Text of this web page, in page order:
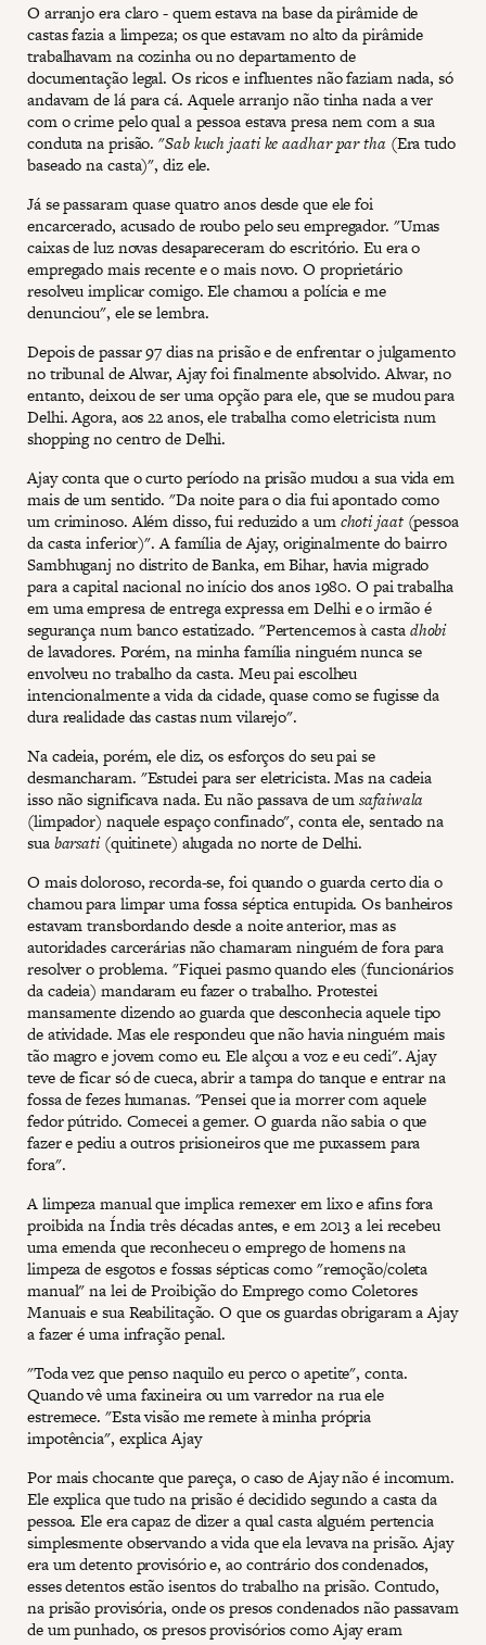
O arranjo era claro - quem estava na base da pirâmide de
castas fazia a limpeza; os que estavam no alto da pirâmide
trabalhavam na cozinha ou no departamento de
documentação legal. Os ricos e influentes não faziam nada, só
andavam de lá para cá. Aquele arranjo não tinha nada a ver
com o crime pelo qual a pessoa estava presa nem com a sua
conduta na prisão. "Sab kuch jaati ke aadhar par tha (Era tudo
baseado na casta)", diz ele.
Já se passaram quase quatro anos desde que ele foi
encarcerado, acusado de roubo pelo seu empregador. "Umas
caixas de luz novas desapareceram do escritório. Eu era o
empregado mais recente e o mais novo. O proprietário
resolveu implicar comigo. Ele chamou a polícia e me
denunciou", ele se lembra.
Depois de passar 97 dias na prisão e de enfrentar o julgamento
no tribunal de Alwar, Ajay foi finalmente absolvido. Alwar, no
entanto, deixou de ser uma opção para ele, que se mudou para
Delhi. Agora, aos 22 anos, ele trabalha como eletricista num
shopping no centro de Delhi.
Ajay conta que o curto período na prisão mudou a sua vida em
mais de um sentido. "Da noite para o dia fui apontado como
um criminoso. Além disso, fui reduzido a umchoti jaat(pessoa
da casta inferior)". A família de Ajay, originalmente do bairro
Sambhuganj no distrito de Banka, em Bihar, havia migrado
para a capital nacional no início dos anos 1980. O pai trabalha
em uma empresa de entrega expressa em Delhi e o irmão é
segurança num banco estatizado. "Pertencemos à castadhobi
de lavadores. Porém, na minha família ninguém nunca se
envolveu no trabalho da casta. Meu pai escolheu
intencionalmente a vida da cidade, quase como se fugisse da
dura realidade das castas num vilarejo".
Na cadeia, porém, ele diz, os esforços do seu pai se
desmancharam. "Estudei para ser eletricista. Mas na cadeia
isso não significava nada. Eu não passava de umsafaiwala
(limpador) naquele espaço confinado", conta ele, sentado na
suabarsati(quitinete) alugada no norte de Delhi.
O mais doloroso, recorda-se, foi quando o guarda certo dia o
chamou para limpar uma fossa séptica entupida. Os banheiros
estavam transbordando desde a noite anterior, mas as
autoridades carcerárias não chamaram ninguém de fora para
resolver o problema. "Fiquei pasmo quando eles (funcionários
da cadeia) mandaram eu fazer o trabalho. Protestei
mansamente dizendo ao guarda que desconhecia aquele tipo
de atividade. Mas ele respondeu que não havia ninguém mais
tão magro e jovem como eu. Ele alçou a voz e eu cedi". Ajay
teve de ficar só de cueca, abrir a tampa do tanque e entrar na
fossa de fezes humanas. "Pensei que ia morrer com aquele
fedor pútrido. Comecei a gemer. O guarda não sabia o que
fazer e pediu a outros prisioneiros que me puxassem para
fora".
A limpeza manual que implica remexer em lixo e afins fora
proibida na Índia três décadas antes, e em 2013 a lei recebeu
uma emenda que reconheceu o emprego de homens na
limpeza de esgotos e fossas sépticas como "remoção/coleta
manual" na lei de Proibição do Emprego como Coletores
Manuais e sua Reabilitação. O que os guardas obrigaram a Ajay
a fazer é uma infração penal.
"Toda vez que penso naquilo eu perco o apetite", conta.
Quando vê uma faxineira ou um varredor na rua ele
estremece. "Esta visão me remete à minha própria
impotência", explica Ajay
Por mais chocante que pareça, o caso de Ajay não é incomum.
Ele explica que tudo na prisão é decidido segundo a casta da
pessoa. Ele era capaz de dizer a qual casta alguém pertencia
simplesmente observando a vida que ela levava na prisão. Ajay
era um detento provisório e, ao contrário dos condenados,
esses detentos estão isentos do trabalho na prisão. Contudo,
na prisão provisória, onde os presos condenados não passavam
de um punhado, os presos provisórios como Ajay eram